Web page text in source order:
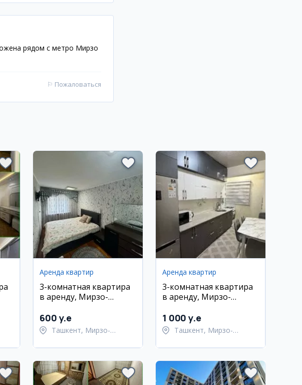
рядом с метро Мирзо
⚐ Пожаловаться
Аренда квартир
3-комнатная квартира
в аренду, Мирзо-
м²
600 y.e
Ташкент, Мирзо-
Аренда квартир
3-комнатная квартира
в аренду, Мирзо-
Экопарк
1 000 y.e
Ташкент, Мирзо-